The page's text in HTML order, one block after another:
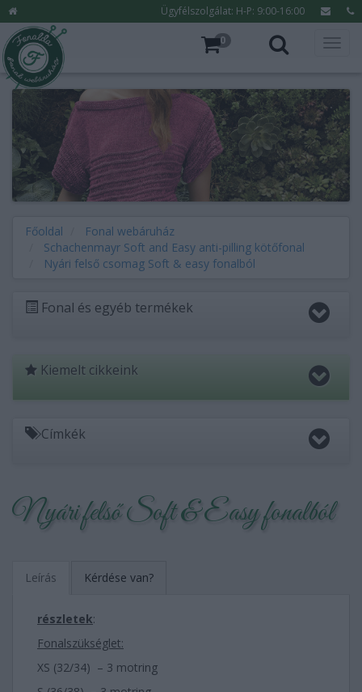
Ügyfélszolgálat: H-P: 9:00-16:00
0
Főoldal
Fonal webáruház
Schachenmayr Soft and Easy anti-pilling kötőfonal
Nyári felső csomag Soft & easy fonalból
Fonal és egyéb termékek
Kiemelt cikkeink
Címkék
Nyári felső Soft & Easy fonalból
Leírás Kérdése van?
részletek:
Fonalszükséglet:
XS (32/34) – 3 motring